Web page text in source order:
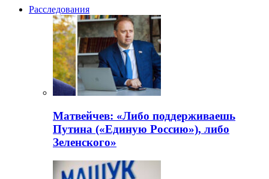
Расследования
Матвейчев: «Либо поддерживаешь
Путина («Единую Россию»), либо
Зеленского»